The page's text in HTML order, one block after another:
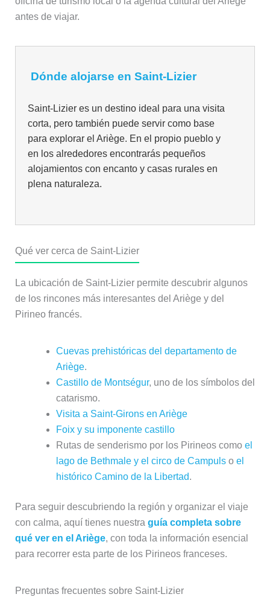
antes de viajar.
Dónde alojarse en Saint-Lizier
Saint-Lizier es un destino ideal para una visita
corta, pero también puede servir como base
para explorar el Ariège. En el propio pueblo y
en los alrededores encontrarás pequeños
alojamientos con encanto y casas rurales en
plena naturaleza.
Qué ver cerca de Saint-Lizier
La ubicación de Saint-Lizier permite descubrir algunos
de los rincones más interesantes del Ariège y del
Pirineo francés.
Cuevas prehistóricas del departamento de
Ariège.
Castillo de Montségur, uno de los símbolos del
catarismo.
Visita a Saint-Girons en Ariège
Foix y su imponente castillo
Rutas de senderismo por los Pirineos como el
lago de Bethmale y el circo de Campulso el
histórico Camino de la Libertad.
Para seguir descubriendo la región y organizar el viaje
con calma, aquí tienes nuestra guía completa sobre
qué ver en el Ariège, con toda la información esencial
para recorrer esta parte de los Pirineos franceses.
Preguntas frecuentes sobre Saint-Lizier